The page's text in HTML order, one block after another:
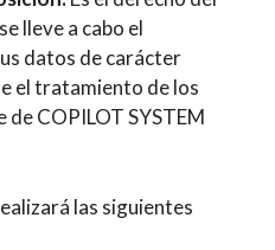
lleve a cabo el
datos de carácter
el tratamiento de los
COPILOT SYSTEM
las siguientes